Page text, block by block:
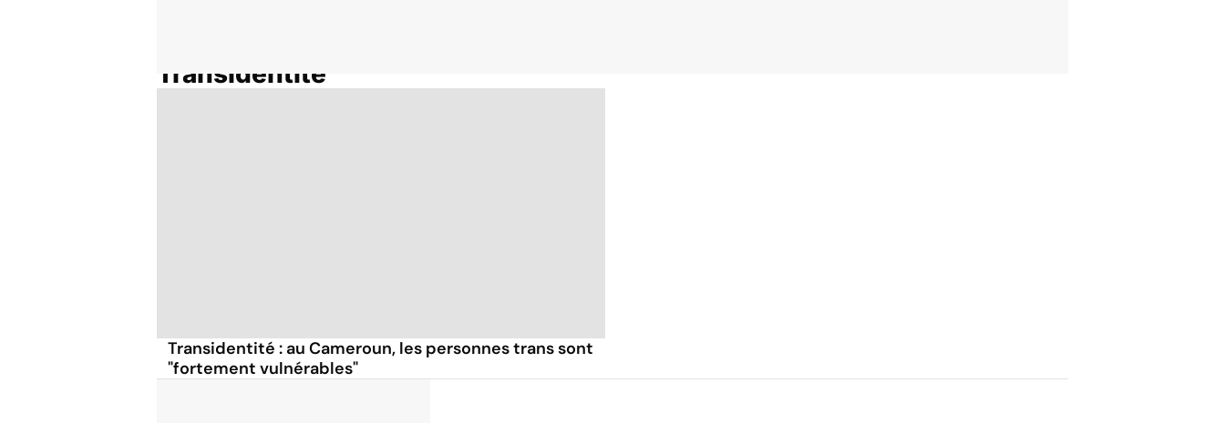
Transidentité
Transidentité : au Cameroun, les personnes trans sont
"fortement vulnérables"